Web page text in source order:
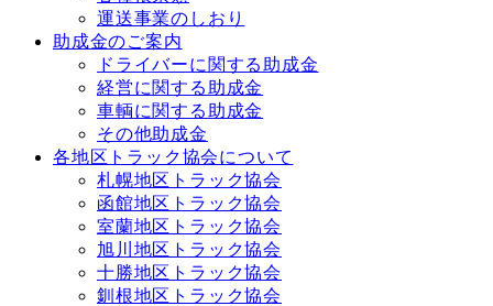
運送事業のしおり
助成金のご案内
ドライバーに関する助成金
経営に関する助成金
車輌に関する助成金
その他助成金
各地区トラック協会について
札幌地区トラック協会
函館地区トラック協会
室蘭地区トラック協会
旭川地区トラック協会
十勝地区トラック協会
釧根地区トラック協会